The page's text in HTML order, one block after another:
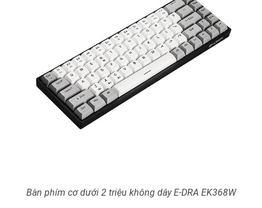
Bàn phím cơ dưới 2 triệu không dây E-DRA EK368W